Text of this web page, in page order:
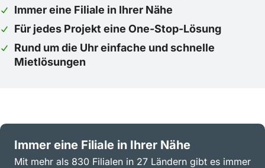
Immer eine Filiale in Ihrer Nähe
Für jedes Projekt eine One-Stop-Lösung
Rund um die Uhr einfache und schnelle
Mietlösungen
Immer eine Filiale in Ihrer Nähe
Mit mehr als 830 Filialen in 27 Ländern gibt es immer